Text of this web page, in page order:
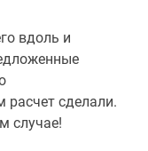
вдоль и
сделали.
случае!